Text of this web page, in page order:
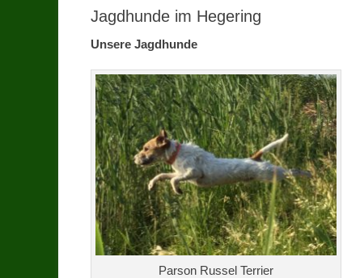
Jagdhunde im Hegering
Unsere Jagdhunde
Parson Russel Terrier